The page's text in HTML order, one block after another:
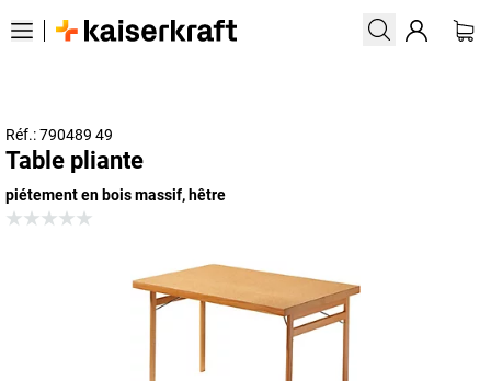
Réf.: 790489 49
Table pliante
piétement en bois massif, hêtre